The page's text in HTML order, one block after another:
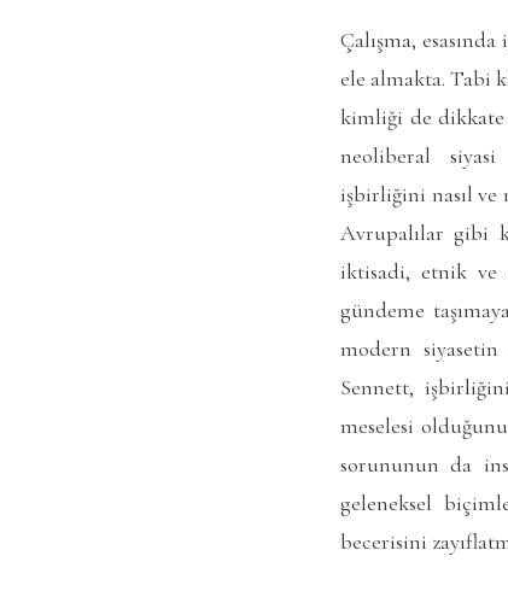
Çalışma,
ele almakta. Tabi
kimliği de dikkate
neoliberal siyasi
işbirliğini nasıl ve
Avrupalılar gibi
iktisadi, etnik ve
gündeme
modern
Sennett,
meselesi
sorununun da
geleneksel
becerisini